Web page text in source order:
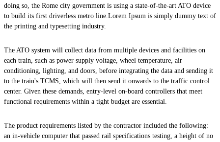
doing so, the Rome city government is using a state-of-the-art ATO device
to build its first driverless metro line.Lorem Ipsum is simply dummy text of
the printing and typesetting industry.
The ATO system will collect data from multiple devices and facilities on
each train, such as power supply voltage, wheel temperature, air
conditioning, lighting, and doors, before integrating the data and sending it
to the train's TCMS, which will then send it onwards to the traffic control
center. Given these demands, entry-level on-board controllers that meet
functional requirements within a tight budget are essential.
The product requirements listed by the contractor included the following:
an in-vehicle computer that passed rail specifications testing, a height of no